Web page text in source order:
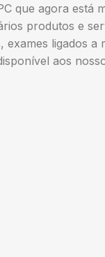
que agora está
produtos e
exames ligados
aos